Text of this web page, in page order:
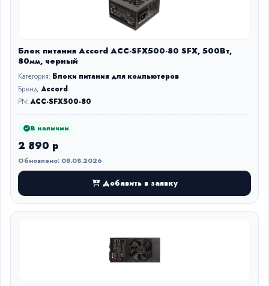
Блок питания Accord ACC-SFX500-80 SFX, 500Вт,
80мм, черный
Категория: Блоки питания для компьютеров
Бренд:Accord
PN:ACC-SFX500-80
В наличии
2 890 р
Обновлено: 08.08.2026
Добавить в заявку